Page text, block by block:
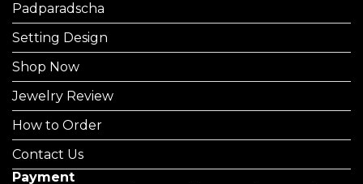
Padparadscha
Setting Design
Shop Now
Jewelry Review
How to Order
Contact Us
Payment